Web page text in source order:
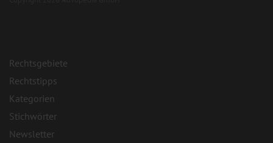
Rechtsgebiete
Rechtstipps
Kategorien
Stichwörter
Newsletter